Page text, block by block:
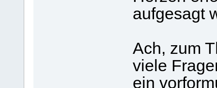
aufgesagt
Ach, zum
viele
ein